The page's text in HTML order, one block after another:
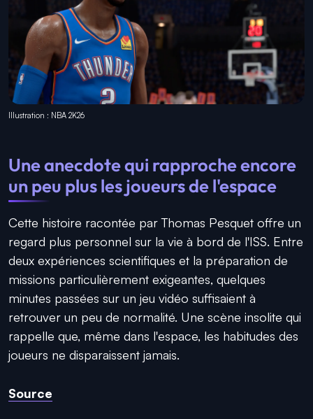
Illustration : NBA 2K26
Une anecdote qui rapproche encore
un peu plus les joueurs de l'espace
Cette histoire racontée par Thomas Pesquet offre un
regard plus personnel sur la vie à bord de l'ISS. Entre
deux expériences scientifiques et la préparation de
missions particulièrement exigeantes, quelques
minutes passées sur un jeu vidéo suffisaient à
retrouver un peu de normalité. Une scène insolite qui
rappelle que, même dans l'espace, les habitudes des
joueurs ne disparaissent jamais.
Source